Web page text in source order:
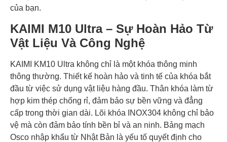
của bạn.
KAIMI M10 Ultra – Sự Hoàn Hảo Từ
Vật Liệu Và Công Nghệ
KAIMI KM10 Ultra không chỉ là một khóa thông minh
thông thường. Thiết kế hoàn hảo và tinh tế của khóa bắt
đầu từ việc sử dụng vật liệu hàng đầu. Thân khóa làm từ
hợp kim thép chống rỉ, đảm bảo sự bền vững và đẳng
cấp trong thời gian dài. Lõi khóa INOX304 không chỉ bảo
vệ mà còn đảm bảo tính bền bỉ và an ninh. Bảng mạch
Osco nhập khẩu từ Nhật Bản là yếu tố quyết định cho